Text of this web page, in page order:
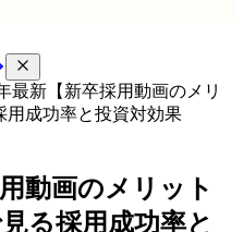
最新【新卒採用動画のメリ
用成功率と投資対効果
動画のメリット
る採用成功率と